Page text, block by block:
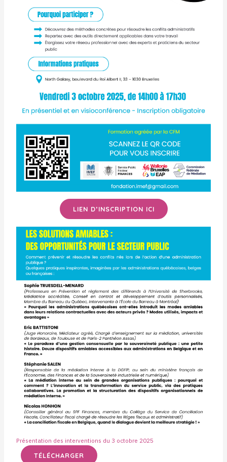
LIEN D’INSCRIPTION ICI
Présentation des interventions du 3 octobre 2025
TÉLÉCHARGER